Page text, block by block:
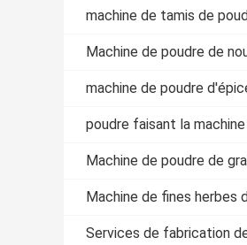
machine de tamis de
Machine de poudre de
machine de poudre
poudre faisant la machine
Machine de poudre de
Machine de fines herbes
Services de fabrication